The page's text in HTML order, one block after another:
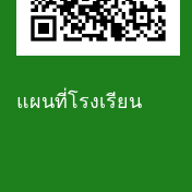
แผนที่โรงเรียน